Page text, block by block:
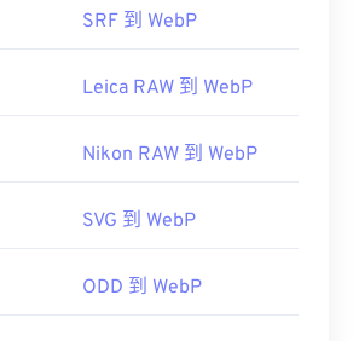
SRF 到 WebP
Leica RAW 到 WebP
Nikon RAW 到 WebP
SVG 到 WebP
ODD 到 WebP